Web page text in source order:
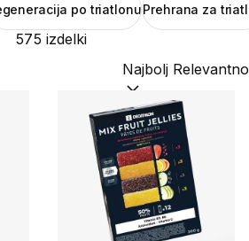
po triatlonuPrehrana za
575 izdelki
Razvrsti po: